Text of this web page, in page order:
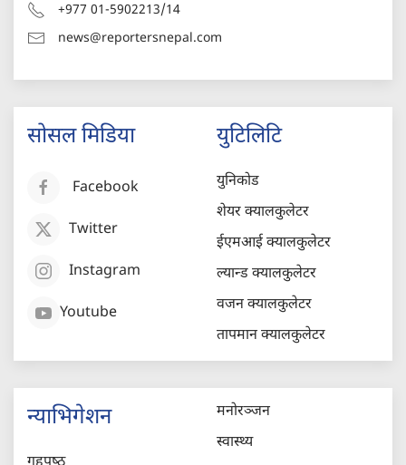
+977 01-5902213/14
news@reportersnepal.com
सोसल मिडिया
Facebook
Twitter
Instagram
Youtube
युटिलिटि
युनिकोड
शेयर क्यालकुलेटर
ईएमआई क्यालकुलेटर
ल्यान्ड क्यालकुलेटर
वजन क्यालकुलेटर
तापमान क्यालकुलेटर
न्याभिगेशन
मनोरञ्जन
स्वास्थ्य